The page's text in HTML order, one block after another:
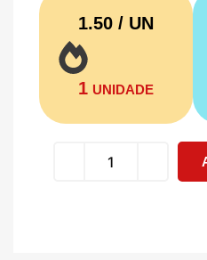
1.50 / UN
1 UNIDADE